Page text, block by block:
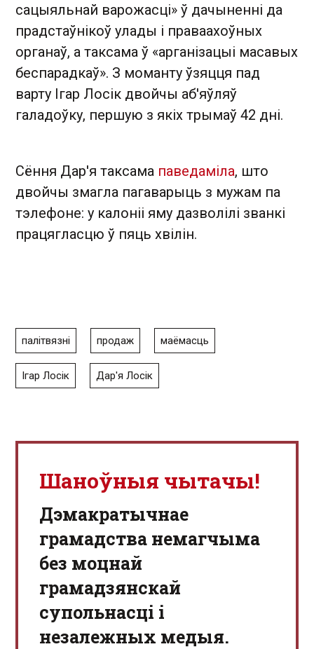
сацыяльнай варожасці» ў дачыненні да
прадстаўнікоў улады і праваахоўных
органаў, а таксама ў «арганізацыі масавых
беспарадкаў». З моманту ўзяцця пад
варту Ігар Лосік двойчы аб'яўляў
галадоўку, першую з якіх трымаў 42 дні.
Сёння Дар'я таксама паведаміла, што
двойчы змагла пагаварыць з мужам па
тэлефоне: у калоніі яму дазволілі званкі
працягласцю ў пяць хвілін.
палітвязні продаж маёмасць
Ігар Лосік Дар'я Лосік
Шаноўныя чытачы!
Дэмакратычнае
грамадства немагчыма
без моцнай
грамадзянскай
супольнасці і
незалежных медыя.